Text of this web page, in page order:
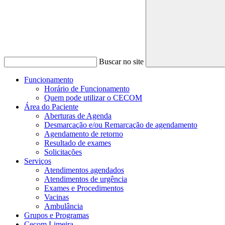
Buscar no site
Funcionamento
Horário de Funcionamento
Quem pode utilizar o CECOM
Área do Paciente
Aberturas de Agenda
Desmarcação e/ou Remarcação de agendamento
Agendamento de retorno
Resultado de exames
Solicitações
Serviços
Atendimentos agendados
Atendimentos de urgência
Exames e Procedimentos
Vacinas
Ambulância
Grupos e Programas